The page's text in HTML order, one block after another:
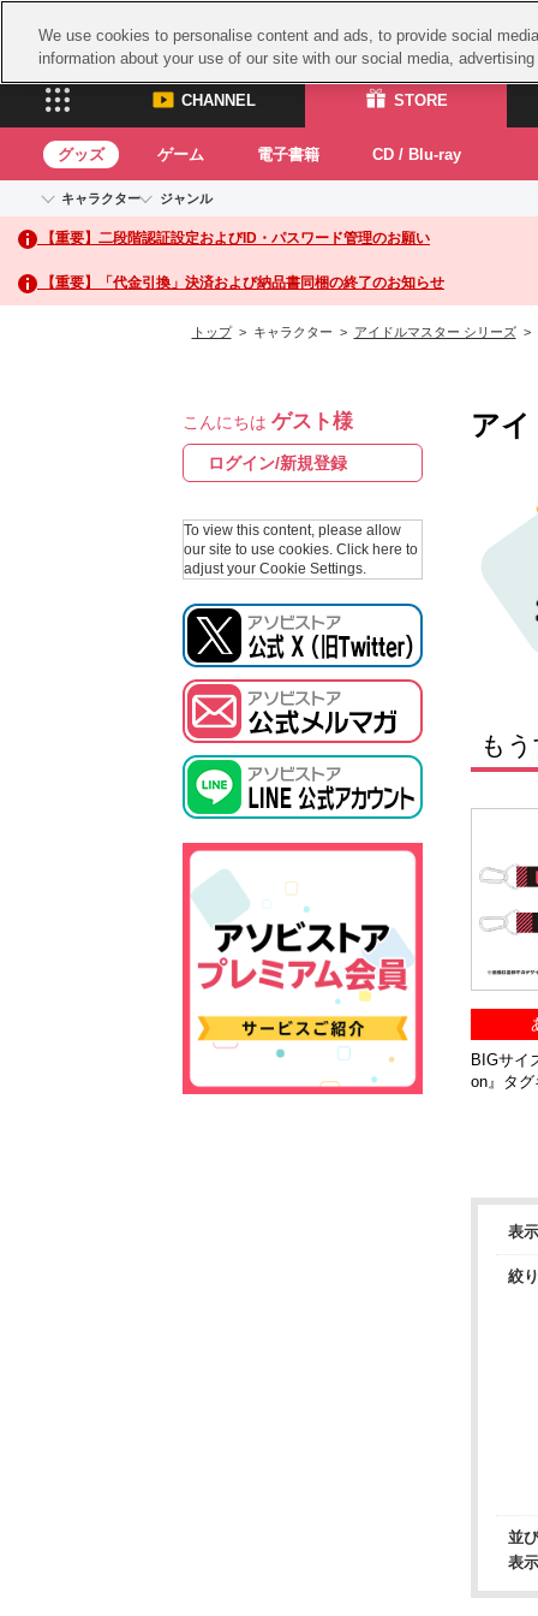
CHANNEL STORE
CHANNEL
ASOBI CHANNEL TOP
STORE
ASOBI STORE
グッズ
CD / Blu-ray
グッズ ゲーム 電子書籍 CD / Blu-ray
キャラクター
アイドルマスターシリーズ
アイドルマスター
アイドルマスター シンデレラガールズ
アイドルマスター ミリオンライブ！
プロジェクトアイマス ヴイアライヴ
テイルズ オブ シリーズ
スサ
ジャンル
イベントグッズ
トイ・ホビー
【重要】二段階認証設定およびID・パスワード管理のお願い
【重要】「代金引換」決済および納品書同梱の終了のお知らせ
トップ> キャラクター > アイドルマスター シリーズ>
こんにちは ゲスト様
ログイン/新規登録
To view this content, please allow
our site to use cookies. Click here to
adjust your Cookie Settings.
ア
も
BIGサイ
on』タ
表
絞
並
表
We use cookies to personalise content and ads, to provide social
information about your use of our site with our social media,